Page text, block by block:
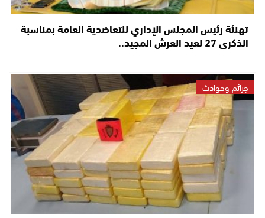
تهنئة رئيس المجلس الإداري للتعاضدية العامة بمناسبة
الذكرى 27 لعيد العرش المجيد..
جرائم وحوادث